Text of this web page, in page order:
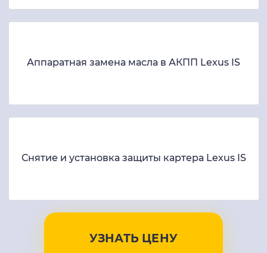
Аппаратная замена масла в АКПП Lexus IS
Снятие и установка защиты картера Lexus IS
УЗНАТЬ ЦЕНУ